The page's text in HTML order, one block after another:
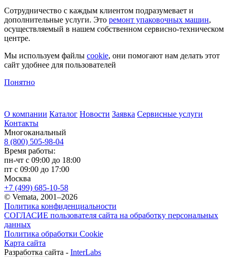
Сотрудничество с каждым клиентом подразумевает и
дополнительные услуги. Это ремонт упаковочных машин,
осуществляемый в нашем собственном сервисно-техническом
центре.
Мы используем файлы cookie, они помогают нам делать этот
сайт удобнее для пользователей
Понятно
О компании Каталог Новости Заявка Сервисные услуги
Контакты
Многоканальный
8 (800) 505-98-04
Время работы:
пн-чт с 09:00 до 18:00
пт с 09:00 до 17:00
Москва
+7 (499) 685-10-58
© Vemata, 2001–2026
Политика конфиденциальности
СОГЛАСИЕ пользователя сайта на обработку персональных
данных
Политика обработки Cookie
Карта сайта
Разработка сайта - InterLabs